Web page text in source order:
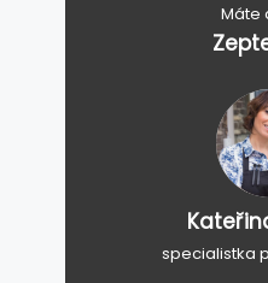
Máte
specialistka